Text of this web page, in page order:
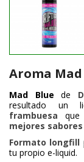
Aroma
Mad Bluede
resultado un
frambuesa que
mejores
Formato longfill
tu propio e-liquid.